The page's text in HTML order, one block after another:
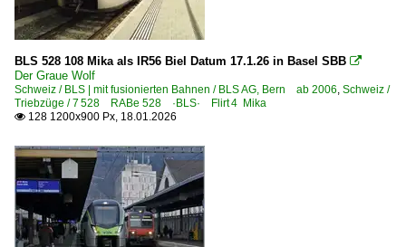
Zweikraftloks | Zweikrafthybridloks
BLS 528 108 Mika als IR56 Biel Datum 17.1.26 in Basel SBB 
Der Graue Wolf
Schweiz / BLS | mit fusionierten Bahnen / BLS AG, Bern ab 2006, Schweiz /
Triebzüge / 7 528 RABe 528 ·BLS· Flirt 4 Mika
 128 1200x900 Px, 18.01.2026